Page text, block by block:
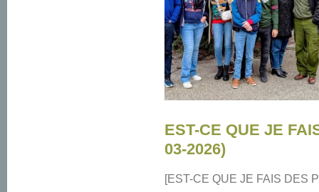
EST-CE QUE JE
03-2026)
[EST-CE QUE JE FAIS DES